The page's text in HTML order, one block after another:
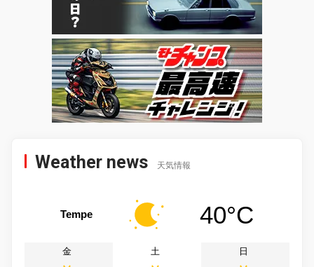
Weather news 天気情報
Tempe 40°C
金 土 日